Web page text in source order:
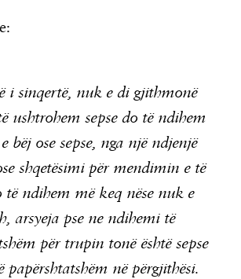
i sinqertë, nuk e di gjithmonë
ushtrohem sepse do të ndihem
bëj ose sepse, nga një ndjenjë
shqetësimi për mendimin e të
të ndihem më keq nëse nuk e
arsyeja pse ne ndihemi të
për trupin tonë është sepse
papërshtatshëm në përgjithësi.